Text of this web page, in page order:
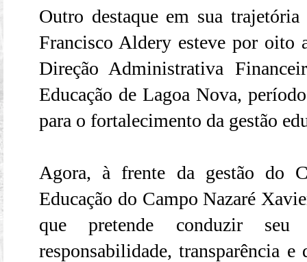
Outro destaque em sua
Francisco Aldery esteve por oito
Direção Administrativa
Educação de Lagoa Nova,
para o fortalecimento da gestão
Agora, à frente da gestão do
Educação do Campo Nazaré
que pretende conduzir
responsabilidade, transparência e